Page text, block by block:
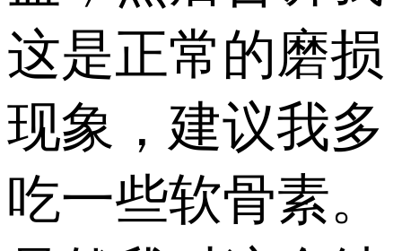
这是正常的磨损
现象，建议我多
吃一些软骨素。